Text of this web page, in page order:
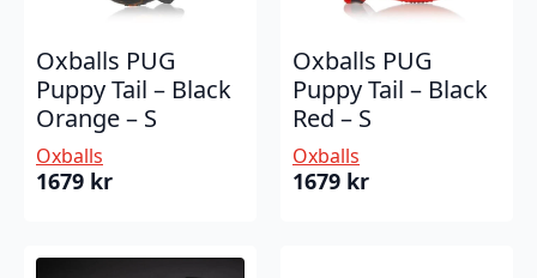
Oxballs PUG
Puppy Tail – Black
Orange – S
Oxballs
1679 kr
Oxballs PUG
Puppy Tail – Black
Red – S
Oxballs
1679 kr